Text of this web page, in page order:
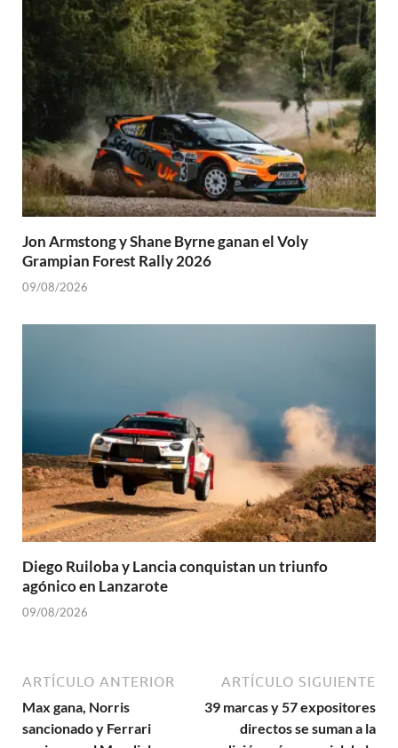
Jon Armstong y Shane Byrne ganan el Voly
Grampian Forest Rally 2026
09/08/2026
Diego Ruiloba y Lancia conquistan un triunfo
agónico en Lanzarote
09/08/2026
ARTÍCULO ANTERIOR
Max gana, Norris
sancionado y Ferrari
ARTÍCULO SIGUIENTE
39 marcas y 57 expositores
directos se suman a la